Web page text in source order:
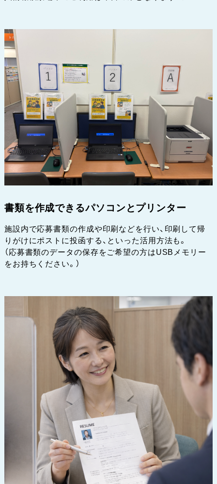
書類を作成できるパソコンとプリンター
施設内で応募書類の作成や印刷などを行い、印刷して帰
りがけにポストに投函する、といった活用方法も。
（応募書類のデータの保存をご希望の方はUSBメモリー
をお持ちください。）